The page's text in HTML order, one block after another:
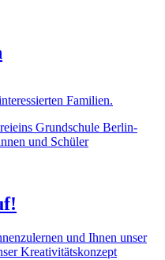
Familien.
und Ihnen unser
Kreativitätskonzept